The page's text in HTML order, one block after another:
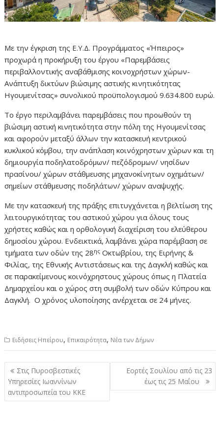
Με την έγκριση της Ε.Υ.Δ. Προγράμματος «Ήπειρος»
προχωρά η προκήρυξη του έργου «Παρεμβάσεις
περιβαλλοντικής αναβάθμισης κοινοχρήστων χώρων-
Ανάπτυξη δικτύων βιώσιμης αστικής κινητικότητας
Ηγουμενίτσας» συνολικού προϋπολογισμού 9.634.800 ευρώ.
Το έργο περιλαμβάνει παρεμβάσεις που προωθούν τη
βιώσιμη αστική κινητικότητα στην πόλη της Ηγουμενίτσας
και αφορούν μεταξύ άλλων την κατασκευή κεντρικού
κυκλικού κόμβου, την ανάπλαση κοινόχρηστων χώρων και τη
δημιουργία ποδηλατοδρόμων/ πεζόδρομων/ νησίδων
πρασίνου/ χώρων στάθμευσης μηχανοκίνητων οχημάτων/
σημείων στάθμευσης ποδηλάτων/ χώρων αναψυχής.
Με την κατασκευή της πράξης επιτυγχάνεται η βελτίωση της
λειτουργικότητας του αστικού χώρου για όλους τους
χρήστες καθώς και η ορθολογική διαχείριση του ελεύθερου
δημοσίου χώρου. Ενδεικτικά, λαμβάνει χώρα παρέμβαση σε
τμήματα των οδών της 28ης Οκτωβρίου, της Ειρήνης &
Φιλίας, της Εθνικής Αντιστάσεως και της Δαγκλή καθώς και
σε παρακείμενους κοινόχρηστους χώρους όπως η Πλατεία
Δημαρχείου και ο χώρος στη συμβολή των οδών Κύπρου και
Δαγκλή. Ο χρόνος υλοποίησης ανέρχεται σε 24 μήνες.
Ειδήσεις Ηπείρου, Επικαιρότητα, Νέα των Δήμων
Πλοήγηση
άρθρων
Στις Πυροσβεστικές
Υπηρεσίες Ιωαννίνων
αντιπροσωπεία του ΚΚΕ
Εορτές Σουλίου από τις 23
έως τις 25 Μαΐου